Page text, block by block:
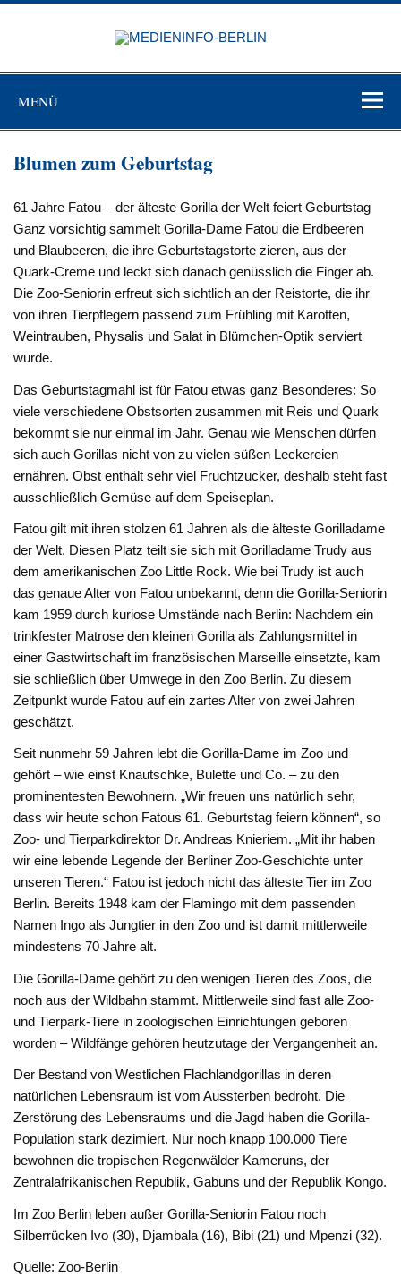
Zum
MENÜ
Blumen zum Geburtstag
61 Jahre Fatou – der älteste Gorilla der Welt feiert Geburtstag
Ganz vorsichtig sammelt Gorilla-Dame Fatou die Erdbeeren
und Blaubeeren, die ihre Geburtstagstorte zieren, aus der
Quark-Creme und leckt sich danach genüsslich die Finger ab.
Die Zoo-Seniorin erfreut sich sichtlich an der Reistorte, die ihr
von ihren Tierpflegern passend zum Frühling mit Karotten,
Weintrauben, Physalis und Salat in Blümchen-Optik serviert
wurde.
Das Geburtstagmahl ist für Fatou etwas ganz Besonderes: So
viele verschiedene Obstsorten zusammen mit Reis und Quark
bekommt sie nur einmal im Jahr. Genau wie Menschen dürfen
sich auch Gorillas nicht von zu vielen süßen Leckereien
ernähren. Obst enthält sehr viel Fruchtzucker, deshalb steht fast
ausschließlich Gemüse auf dem Speiseplan.
Fatou gilt mit ihren stolzen 61 Jahren als die älteste Gorilladame
der Welt. Diesen Platz teilt sie sich mit Gorilladame Trudy aus
dem amerikanischen Zoo Little Rock. Wie bei Trudy ist auch
das genaue Alter von Fatou unbekannt, denn die Gorilla-Seniorin
kam 1959 durch kuriose Umstände nach Berlin: Nachdem ein
trinkfester Matrose den kleinen Gorilla als Zahlungsmittel in
einer Gastwirtschaft im französischen Marseille einsetzte, kam
sie schließlich über Umwege in den Zoo Berlin. Zu diesem
Zeitpunkt wurde Fatou auf ein zartes Alter von zwei Jahren
geschätzt.
Seit nunmehr 59 Jahren lebt die Gorilla-Dame im Zoo und
gehört – wie einst Knautschke, Bulette und Co. – zu den
prominentesten Bewohnern. „Wir freuen uns natürlich sehr,
dass wir heute schon Fatous 61. Geburtstag feiern können“, so
Zoo- und Tierparkdirektor Dr. Andreas Knieriem. „Mit ihr haben
wir eine lebende Legende der Berliner Zoo-Geschichte unter
unseren Tieren.“ Fatou ist jedoch nicht das älteste Tier im Zoo
Berlin. Bereits 1948 kam der Flamingo mit dem passenden
Namen Ingo als Jungtier in den Zoo und ist damit mittlerweile
mindestens 70 Jahre alt.
Die Gorilla-Dame gehört zu den wenigen Tieren des Zoos, die
noch aus der Wildbahn stammt. Mittlerweile sind fast alle Zoo-
und Tierpark-Tiere in zoologischen Einrichtungen geboren
worden – Wildfänge gehören heutzutage der Vergangenheit an.
Der Bestand von Westlichen Flachlandgorillas in deren
natürlichen Lebensraum ist vom Aussterben bedroht. Die
Zerstörung des Lebensraums und die Jagd haben die Gorilla-
Population stark dezimiert. Nur noch knapp 100.000 Tiere
bewohnen die tropischen Regenwälder Kameruns, der
Zentralafrikanischen Republik, Gabuns und der Republik Kongo.
Im Zoo Berlin leben außer Gorilla-Seniorin Fatou noch
Silberrücken Ivo (30), Djambala (16), Bibi (21) und Mpenzi (32).
Quelle: Zoo-Berlin